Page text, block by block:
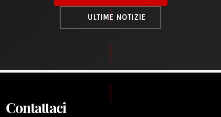
ULTIME NOTIZIE
Contattaci